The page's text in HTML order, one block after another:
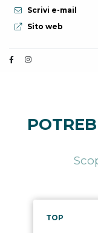
Scrivi e-mail
Sito web:
Sito web
TOP